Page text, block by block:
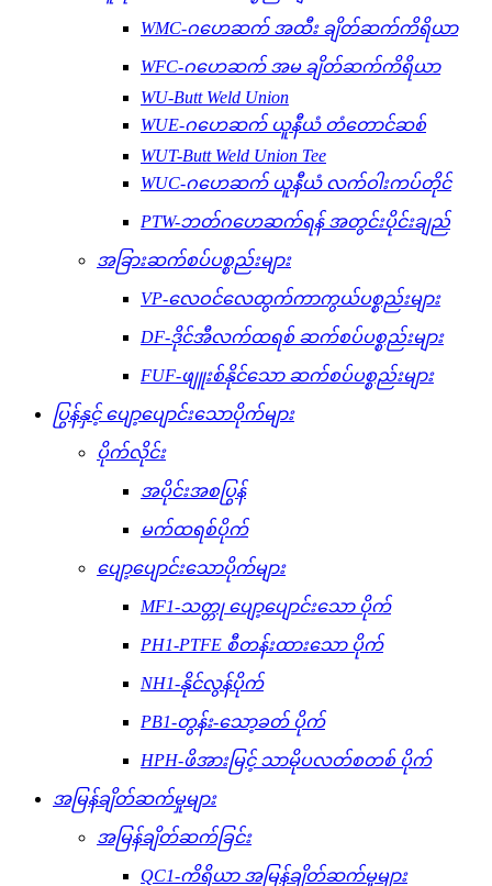
WMC-ဂဟေဆက် အထီး ချိတ်ဆက်ကိရိယာ
WFC-ဂဟေဆက် အမ ချိတ်ဆက်ကိရိယာ
WU-Butt Weld Union
WUE-ဂဟေဆက် ယူနီယံ တံတောင်ဆစ်
WUT-Butt Weld Union Tee
WUC-ဂဟေဆက် ယူနီယံ လက်ဝါးကပ်တိုင်
PTW-ဘတ်ဂဟေဆက်ရန် အတွင်းပိုင်းချည်
အခြားဆက်စပ်ပစ္စည်းများ
VP-လေဝင်လေထွက်ကာကွယ်ပစ္စည်းများ
DF-ဒိုင်အီလက်ထရစ် ဆက်စပ်ပစ္စည်းများ
FUF-ဖျူးစ်နိုင်သော ဆက်စပ်ပစ္စည်းများ
ပြွန်နှင့် ပျော့ပျောင်းသောပိုက်များ
ပိုက်လိုင်း
အပိုင်းအစပြွန်
မက်ထရစ်ပိုက်
ပျော့ပျောင်းသောပိုက်များ
MF1-သတ္တု ပျော့ပျောင်းသော ပိုက်
PH1-PTFE စီတန်းထားသော ပိုက်
NH1-နိုင်လွန်ပိုက်
PB1-တွန်း-သော့ခတ် ပိုက်
HPH-ဖိအားမြင့် သာမိုပလတ်စတစ် ပိုက်
အမြန်ချိတ်ဆက်မှုများ
အမြန်ချိတ်ဆက်ခြင်း
QC1-ကိရိယာ အမြန်ချိတ်ဆက်မှုများ